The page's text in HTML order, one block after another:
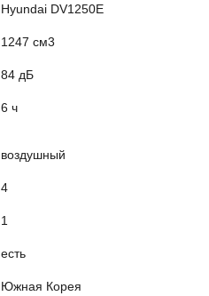
Hyundai DV1250E
1247 см3
84 дБ
6 ч
воздушный
4
1
есть
Южная Корея